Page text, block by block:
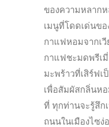
ของความหลาก
เมนูที่โดดเด่นข
กาแฟหอมจากเ
กาแฟชะมดพรีเ
มะพร้าวที่เสิร์ฟ
เพื่อสัมผัสกลิ่นห
ที่ ทุกท่านจะรู้สึก
ถนนในเมืองไซง่